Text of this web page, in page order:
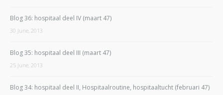
Blog 36: hospitaal deel IV (maart 47)
30 June, 2013
Blog 35: hospitaal deel III (maart 47)
25 June, 2013
Blog 34: hospitaal deel II, Hospitaalroutine, hospitaaltucht (februari 47)